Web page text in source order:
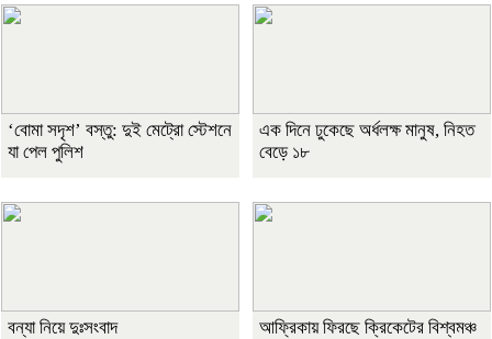
‘বোমা সদৃশ’ বস্তু: দুই মেট্রো স্টেশনে
যা পেল পুলিশ
এক দিনে ঢুকেছে অর্ধলক্ষ মানুষ, নিহত
বেড়ে ১৮
বন্যা নিয়ে দুঃসংবাদ আফ্রিকায় ফিরছে ক্রিকেটের বিশ্বমঞ্চ